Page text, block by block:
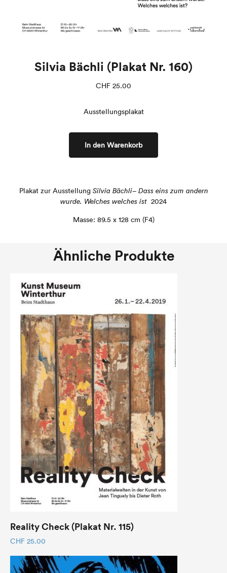
Silvia Bächli (Plakat Nr. 160)
CHF 25.00
Ausstellungsplakat
In den Warenkorb
Plakat zur Ausstellung Silvia Bächli– Dass eins zum andern
wurde. Welches welches ist 2024
Masse: 89.5 x 128 cm (F4)
Ähnliche Produkte
Reality Check (Plakat Nr. 115)
CHF 25.00